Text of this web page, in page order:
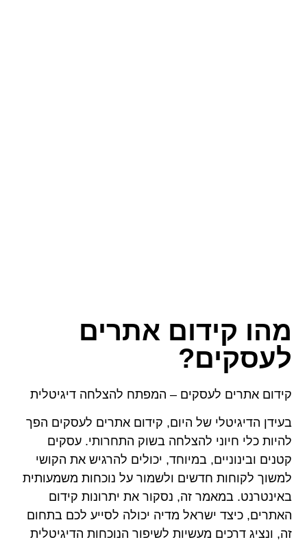
מהו קידום אתרים
לעסקים?
קידום אתרים לעסקים – המפתח להצלחה דיגיטלית
בעידן הדיגיטלי של היום, קידום אתרים לעסקים הפך
להיות כלי חיוני להצלחה בשוק התחרותי. עסקים
קטנים ובינוניים, במיוחד, יכולים להרגיש את הקושי
למשוך לקוחות חדשים ולשמור על נוכחות משמעותית
באינטרנט. במאמר זה, נסקור את יתרונות קידום
האתרים, כיצד ישראל מדיה יכולה לסייע לכם בתחום
זה, ונציג דרכים מעשיות לשיפור הנוכחות הדיגיטלית